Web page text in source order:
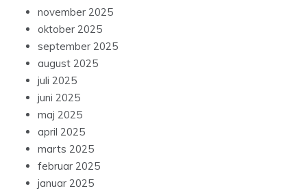
november 2025
oktober 2025
september 2025
august 2025
juli 2025
juni 2025
maj 2025
april 2025
marts 2025
februar 2025
januar 2025